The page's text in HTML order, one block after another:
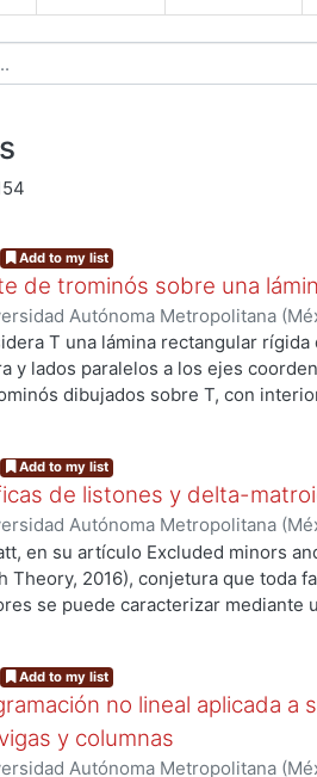
Add to my list
de trominós sobre una
Autónoma Metropolitana
Ramírez, Octavio
T una lámina rectangular
y lados paralelos a los ejes
dibujados sobre T, con
cortes iniciando en un vértice
una perforación previa. El
la menor cantidad de
que abarca la generación de
lineal entera y el diseño
Para los modelos
la creación de subláminas
glotona de selección de
experimental, que evaluó más
heurístico no solo iguala o
Add to my list
de listones y delta-
Autónoma Metropolitana
Martínez, José de Jesús
en su artículo Excluded minors
Theory, 2016), conjetura que toda
se puede caracterizar
una lista finita de menores
de listones con un dual parcial
de una gráfica de listones está
dicha gráfica está encajada y
Add to my list
no lineal aplicada
y columnas
Autónoma Metropolitana